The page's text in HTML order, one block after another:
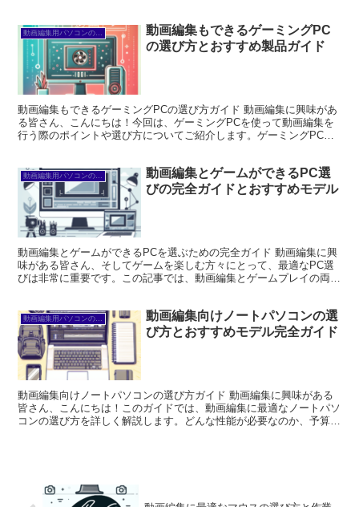
動画編集用パソコンの選び方
動画編集もできるゲーミングPC
の選び方とおすすめ製品ガイド
動画編集もできるゲーミングPCの選び方ガイド 動画編集に興味があ
る皆さん、こんにちは！今回は、ゲーミングPCを使って動画編集を
行う際のポイントや選び方についてご紹介します。ゲーミングPC
動画編集用パソコンの選び方
動画編集とゲームができるPC選
びの完全ガイドとおすすめモデル
動画編集とゲームができるPCを選ぶための完全ガイド 動画編集に興
味がある皆さん、そしてゲームを楽しむ方々にとって、最適なPC選
びは非常に重要です。この記事では、動画編集とゲームプレイの両方
動画編集用パソコンの選び方
動画編集向けノートパソコンの選
び方とおすすめモデル完全ガイド
動画編集向けノートパソコンの選び方ガイド 動画編集に興味がある
皆さん、こんにちは！このガイドでは、動画編集に最適なノートパソ
コンの選び方を詳しく解説します。どんな性能が必要なのか、予算に